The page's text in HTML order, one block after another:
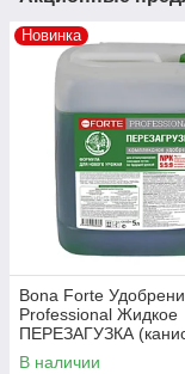
Новинка
Bona Forte
Professional Жидкое
ПЕРЕЗАГУЗКА
В наличии